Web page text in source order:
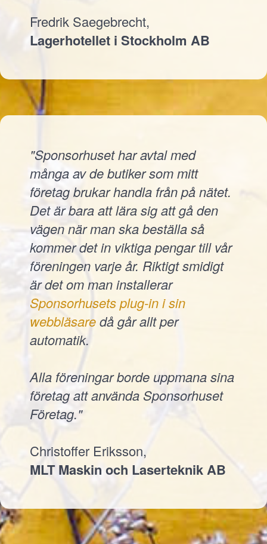
Fredrik Saegebrecht,
Lagerhotellet i Stockholm AB
"Sponsorhuset har avtal med
många av de butiker som mitt
företag brukar handla från på nätet.
Det är bara att lära sig att gå den
vägen när man ska beställa så
kommer det in viktiga pengar till vår
föreningen varje år. Riktigt smidigt
är det om man installerar
Sponsorhusets plug-in i sin
webbläsaredå går allt per
automatik.
Alla föreningar borde uppmana sina
företag att använda Sponsorhuset
Företag."
Christoffer Eriksson,
MLT Maskin och Laserteknik AB